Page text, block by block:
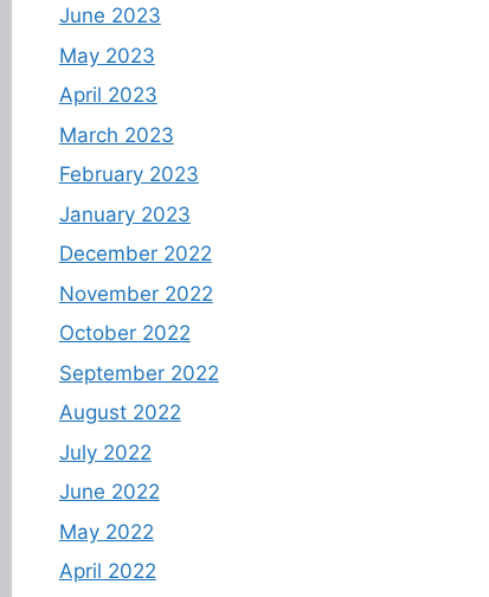
June 2023
May 2023
April 2023
March 2023
February 2023
January 2023
December 2022
November 2022
October 2022
September 2022
August 2022
July 2022
June 2022
May 2022
April 2022